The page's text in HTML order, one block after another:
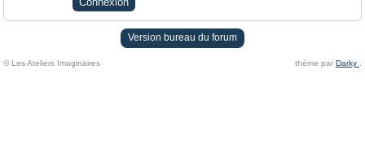
Version bureau du forum
© Les Ateliers Imaginaires thème par Darky